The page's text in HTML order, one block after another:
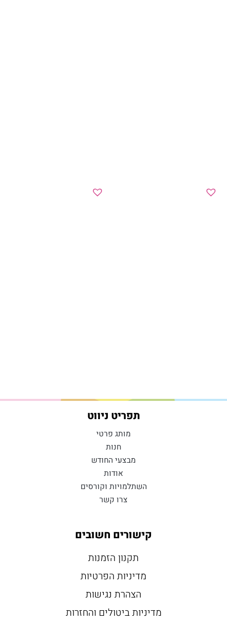
תפריט ניווט
מותג פרטי
חנות
מבצעי החודש
אודות
השתלמויות וקורסים
צרו קשר
קישורים חשובים
תקנון הזמנות
מדיניות הפרטיות
הצהרת נגישות
מדיניות ביטולים והחזרות